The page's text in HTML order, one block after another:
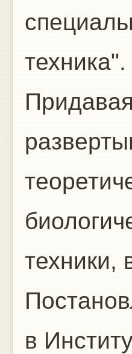
техника".
техники,
в